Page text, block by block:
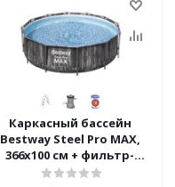
Каркасный бассейн
Bestway Steel Pro MAX,
366х100 см + фильтр-
насос 2006 л/ч, лестница